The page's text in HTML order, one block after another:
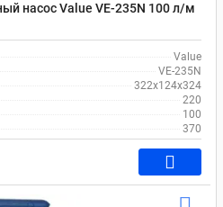
насос Value VE-235N 100 л/м
Value
VE-235N
322х124х324
220
100
370